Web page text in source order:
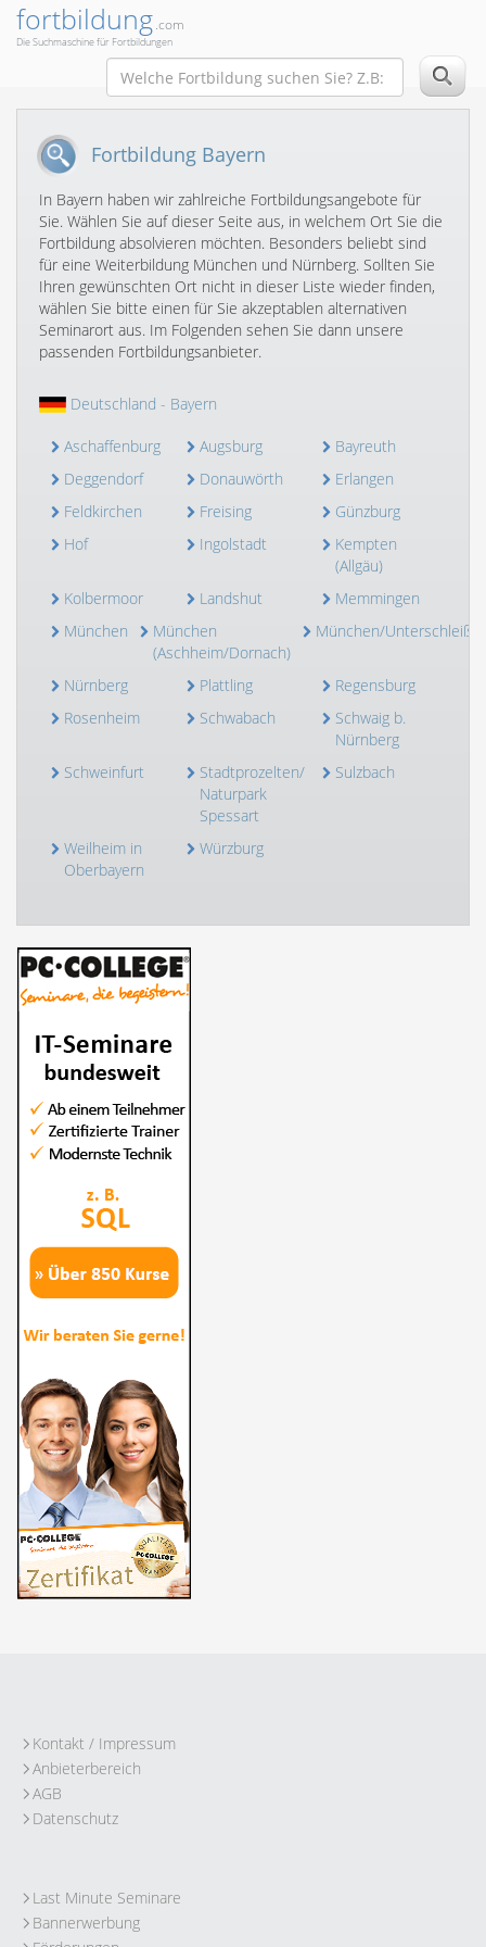
fortbildung.com
Die Suchmaschine für Fortbildungen
Fortbildung Bayern
In Bayern haben wir zahlreiche Fortbildungsangebote für
Sie. Wählen Sie auf dieser Seite aus, in welchem Ort Sie die
Fortbildung absolvieren möchten. Besonders beliebt sind
für eine Weiterbildung München und Nürnberg. Sollten Sie
Ihren gewünschten Ort nicht in dieser Liste wieder finden,
wählen Sie bitte einen für Sie akzeptablen alternativen
Seminarort aus. Im Folgenden sehen Sie dann unsere
passenden Fortbildungsanbieter.
Deutschland - Bayern
Aschaffenburg Augsburg
Bayreuth
Deggendorf
Donauwörth
Erlangen
Feldkirchen
Freising
Günzburg
Hof
Ingolstadt
Kempten
(Allgäu)
Kolbermoor
Landshut
Memmingen
München
München
(Aschheim/Dornach)
München/
Nürnberg Plattling
Regensburg
Rosenheim
Schwabach
Schwaig b.
Nürnberg
Schweinfurt
Stadtprozelten/
Naturpark
Spessart
Sulzbach
Weilheim in
Oberbayern
Würzburg
Kontakt / Impressum
Anbieterbereich
AGB
Datenschutz
Last Minute Seminare
Bannerwerbung